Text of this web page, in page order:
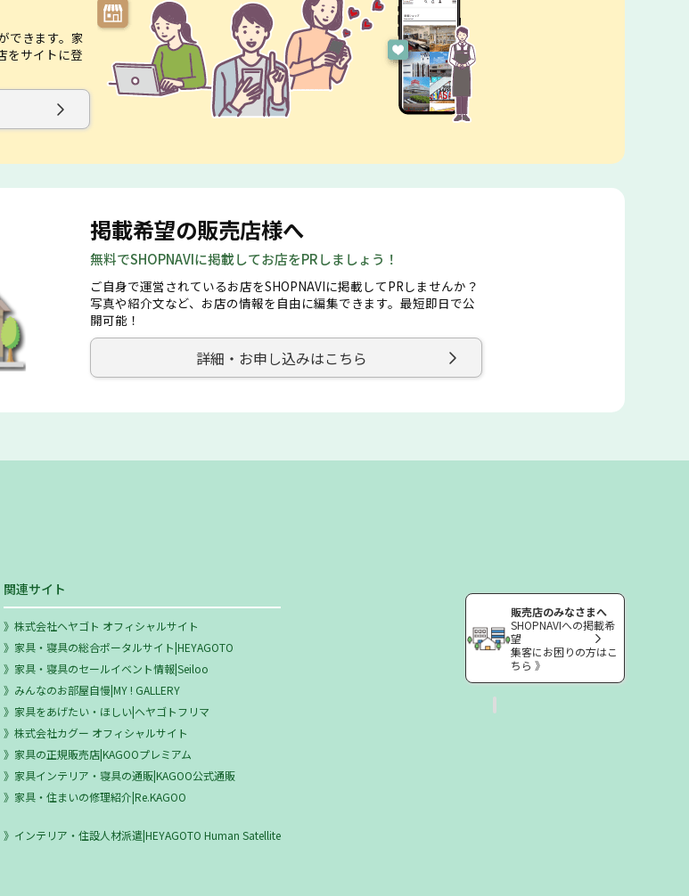
できます。家
をサイトに登
掲載希望の販売店様へ
無料でSHOPNAVIに掲載してお店をPRしましょう！
ご自身で運営されているお店をSHOPNAVIに掲載してPRしませんか？
写真や紹介文など、お店の情報を自由に編集できます。最短即日で公
開可能！
詳細・お申し込みはこちら
関連サイト
株式会社ヘヤゴト オフィシャルサイト
家具・寝具の総合ポータルサイト|HEYAGOTO
家具・寝具のセールイベント情報|Seiloo
みんなのお部屋自慢|MY ! GALLERY
家具をあげたい・ほしい|ヘヤゴトフリマ
株式会社カグー オフィシャルサイト
家具の正規販売店|KAGOOプレミアム
家具インテリア・寝具の通販|KAGOO公式通販
家具・住まいの修理紹介|Re.KAGOO
インテリア・住設人材派遣|HEYAGOTO Human Satellite
販売店のみなさまへ
SHOPNAVIへの掲載希
望
集客にお困りの方はこ
ちら 》